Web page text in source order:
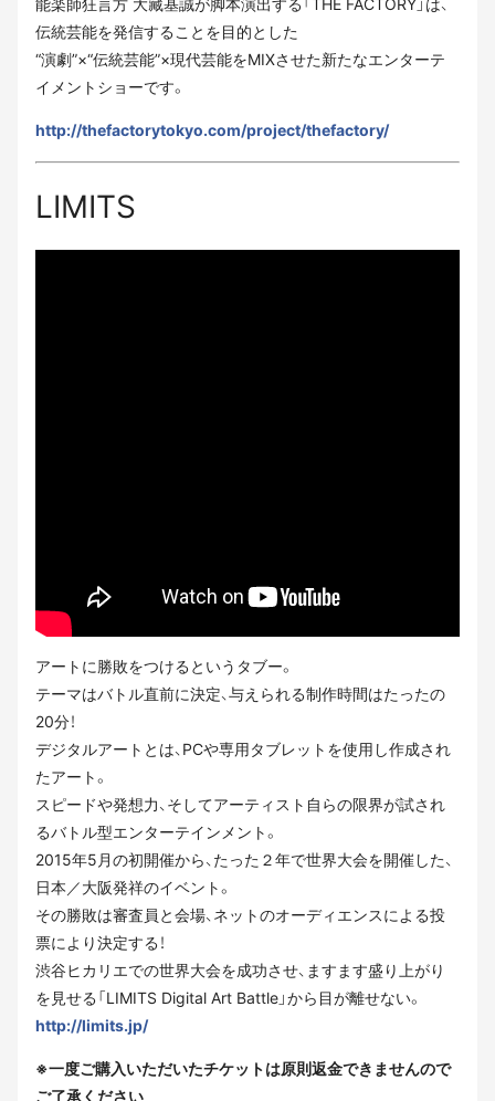
伝統芸能を発信することを目的とした
“演劇”×“伝統芸能”×現代芸能をMIXさせた新たなエンターテ
イメントショーです。
http://thefactorytokyo.com/project/thefactory/
LIMITS
アートに勝敗をつけるというタブー。
テーマはバトル直前に決定、与えられる制作時間はたったの
20分！
デジタルアートとは、PCや専用タブレットを使用し作成され
たアート。
スピードや発想力、そしてアーティスト自らの限界が試され
るバトル型エンターテインメント。
2015年5月の初開催から、たった２年で世界大会を開催した、
日本／大阪発祥のイベント。
その勝敗は審査員と会場、ネットのオーディエンスによる投
票により決定する！
渋谷ヒカリエでの世界大会を成功させ、ますます盛り上がり
を見せる「LIMITS Digital Art Battle」から目が離せない。
http://limits.jp/
※一度ご購入いただいたチケットは原則返金できませんので
ご了承ください